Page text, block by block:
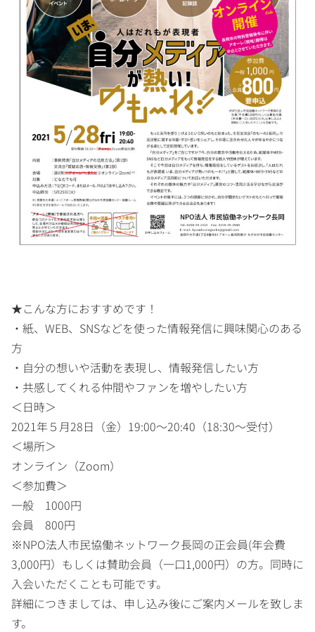
★こんな方におすすめです！
・紙、WEB、SNSなどを使った情報発信に興味関心のある
方
・自分の想いや活動を表現し、情報発信したい方
・共感してくれる仲間やファンを増やしたい方
＜日時＞
2021年５月28日（金）19:00～20:40（18:30～受付）
＜場所＞
オンライン（Zoom）
＜参加費＞
一般 1000円
会員 800円
※NPO法人市民協働ネットワーク長岡の正会員(年会費
3,000円）もしくは賛助会員（一口1,000円）の方。同時に
入会いただくことも可能です。
詳細につきましては、申し込み後にご案内メールを致しま
す。